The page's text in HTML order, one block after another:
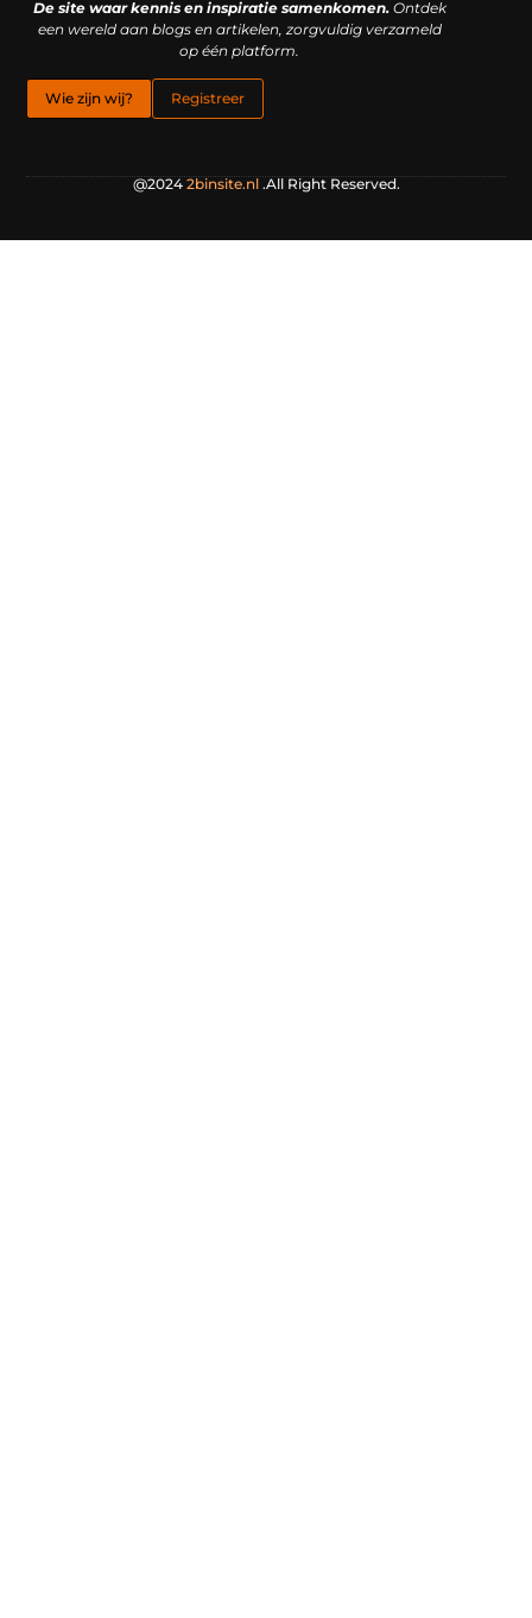
De site waar kennis en inspiratie samenkomen.Ontdek
een wereld aan blogs en artikelen, zorgvuldig verzameld
op één platform.
Wie zijn wij? Registreer
@2024 2binsite.nl.All Right Reserved.